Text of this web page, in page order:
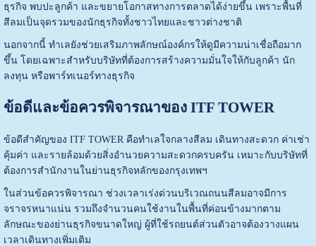
ธุรกิจ พบปะลูกค้า และขยายโอกาสทางการตลาดได้ง่ายขึ้น เพราะพื้นที่
สีลมเป็นจุดรวมของนักธุรกิจทั้งชาวไทยและชาวต่างชาติ
นอกจากนี้ ทำเลยังช่วยเสริมภาพลักษณ์องค์กรให้ดูมีความน่าเชื่อถือมาก
ขึ้น โดยเฉพาะสำหรับบริษัทที่ต้องการสร้างความมั่นใจให้กับลูกค้า นัก
ลงทุน หรือพาร์ทเนอร์ทางธุรกิจ
ข้อดีและข้อควรพิจารณาของ ITF TOWER
ข้อดีสำคัญของ ITF TOWER คือทำเลใจกลางสีลม เดินทางสะดวก ค่าเช่า
คุ้มค่า และรายล้อมด้วยสิ่งอำนวยความสะดวกครบครัน เหมาะกับบริษัทที่
ต้องการสำนักงานในย่านธุรกิจหลักของกรุงเทพฯ
ในส่วนข้อควรพิจารณา ช่วงเวลาเร่งด่วนบริเวณถนนสีลมอาจมีการ
จราจรหนาแน่น รวมถึงจำนวนคนใช้งานในพื้นที่ค่อนข้างมากตาม
ลักษณะของย่านธุรกิจขนาดใหญ่ ผู้ที่ใช้รถยนต์ส่วนตัวอาจต้องวางแผน
เวลาเดินทางเพิ่มเติม